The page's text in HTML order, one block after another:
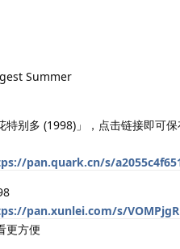
Summer
别多 (1998)」，点击链接即可
pan.quark.cn/s/
pan.xunlei.com/s/
更方便